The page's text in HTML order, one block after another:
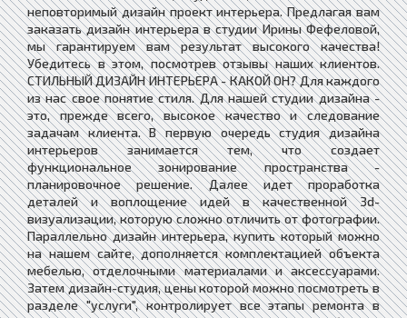
неповторимый дизайн проект интерьера. Предлагая вам
заказать дизайн интерьера в студии Ирины Фефеловой,
мы гарантируем вам результат высокого качества!
Убедитесь в этом, посмотрев отзывы наших клиентов.
СТИЛЬНЫЙ ДИЗАЙН ИНТЕРЬЕРА - КАКОЙ ОН? Для каждого
из нас свое понятие стиля. Для нашей студии дизайна -
это, прежде всего, высокое качество и следование
задачам клиента. В первую очередь студия дизайна
интерьеров занимается тем, что создает
функциональное зонирование пространства -
планировочное решение. Далее идет проработка
деталей и воплощение идей в качественной 3d-
визуализации, которую сложно отличить от фотографии.
Параллельно дизайн интерьера, купить который можно
на нашем сайте, дополняется комплектацией объекта
мебелью, отделочными материалами и аксессуарами.
Затем дизайн-студия, цены которой можно посмотреть в
разделе "услуги", контролирует все этапы ремонта в